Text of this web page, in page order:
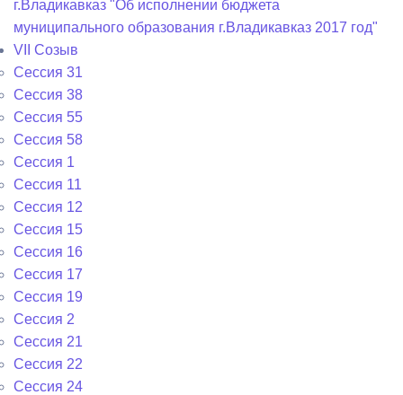
г.Владикавказ "Об исполнении бюджета
муниципального образования г.Владикавказ 2017 год"
VII Созыв
Сессия 31
Сессия 38
Сессия 55
Сессия 58
Сессия 1
Сессия 11
Сессия 12
Сессия 15
Сессия 16
Сессия 17
Сессия 19
Сессия 2
Сессия 21
Сессия 22
Сессия 24